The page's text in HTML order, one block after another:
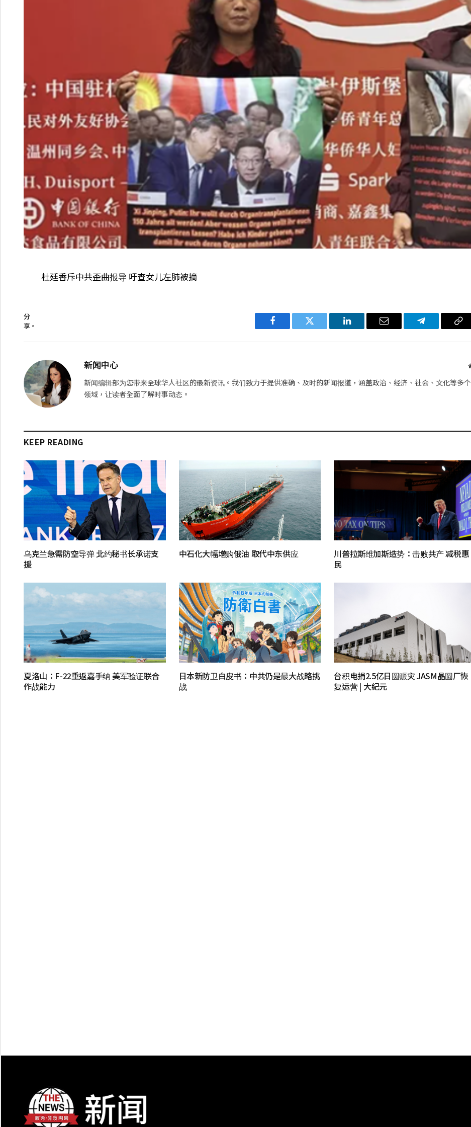
杜廷香斥中共歪曲报导 吁查女儿左肺被摘
分
享。
Facebook Twitter LinkedIn 电
Telegram 复
新闻中心
新闻编辑部为您带来全球华人社区的最新资讯。我们致力于提供准确、及时的新闻报道，涵盖政治、经济、社会、文化等多个
领域，让读者全面了解时事动态。
KEEP READING
乌克兰急需防空导弹 北约秘书长承诺支
援
中石化大幅增购俄油 取代中东供应
川普拉斯维加斯造势：击败共产 减税惠
民
夏洛山：F-22重返嘉手纳 美军验证联合
作战能力
日本新防卫白皮书：中共仍是最大战略挑
战
台积电捐2.5亿日圆赈灾 JASM晶圆厂恢
复运营 | 大紀元